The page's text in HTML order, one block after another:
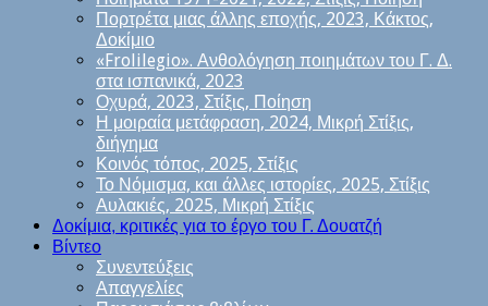
Πορτρέτα μιας άλλης εποχής, 2023, Κάκτος,
Δοκίμιο
«Frolilegio». Ανθολόγηση ποιημάτων του Γ. Δ.
στα ισπανικά, 2023
Οχυρά, 2023, Στίξις, Ποίηση
Η μοιραία μετάφραση, 2024, Μικρή Στίξις,
διήγημα
Κοινός τόπος, 2025, Στίξις
Το Νόμισμα, και άλλες ιστορίες, 2025, Στίξις
Αυλακιές, 2025, Μικρή Στίξις
Δοκίμια, κριτικές για το έργο του Γ. Δουατζή
Βίντεο
Συνεντεύξεις
Απαγγελίες